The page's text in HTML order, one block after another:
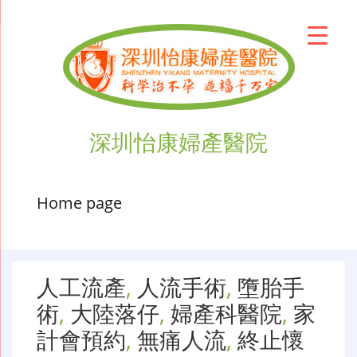
深圳怡康婦產醫院
Home page
人工流產, 人流手術, 墮胎手
術, 大陸落仔, 婦產科醫院, 家
計會預約, 無痛人流, 終止懷